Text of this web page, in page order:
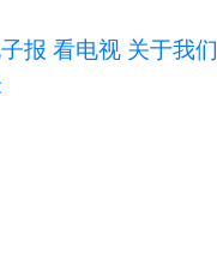
报 看电视 关于我们